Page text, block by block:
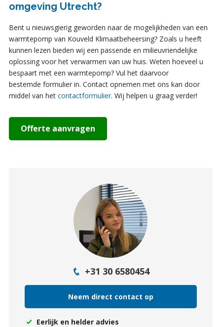
omgeving Utrecht?
Bent u nieuwsgierig geworden naar de mogelijkheden van een
warmtepomp van Kouveld Klimaatbeheersing? Zoals u heeft
kunnen lezen bieden wij een passende en milieuvriendelijke
oplossing voor het verwarmen van uw huis. Weten hoeveel u
bespaart met een warmtepomp? Vul het daarvoor
bestemde formulier in. Contact opnemen met ons kan door
middel van het contactformulier. Wij helpen u graag verder!
Offerte aanvragen
+31 30 6580454
Neem direct contact op
Eerlijk en helder advies